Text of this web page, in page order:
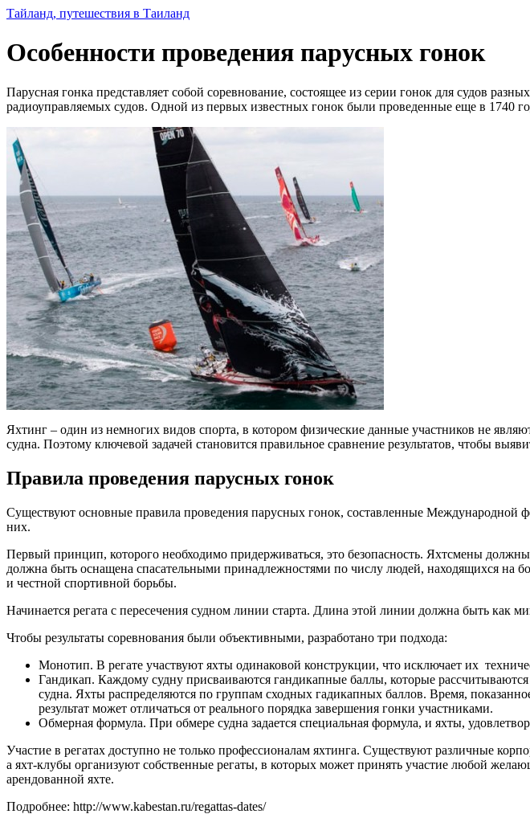
Тайланд, путешествия в Таиланд
Особенности проведения парусных гонок
Парусная гонка представляет собой соревнование, состоящее из серии гонок для судов
радиоуправляемых судов. Одной из первых известных гонок были проведенные еще в 1740
Яхтинг – один из немногих видов спорта, в котором физические данные участников не
судна. Поэтому ключевой задачей становится правильное сравнение результатов, чтобы
Правила проведения парусных гонок
Существуют основные правила проведения парусных гонок, составленные Международной
них.
Первый принцип, которого необходимо придерживаться, это безопасность. Яхтсмены
должна быть оснащена спасательными принадлежностями по числу людей, находящихся
и честной спортивной борьбы.
Начинается регата с пересечения судном линии старта. Длина этой линии должна быть как
Чтобы результаты соревнования были объективными, разработано три подхода:
Монотип. В регате участвуют яхты одинаковой конструкции, что исключает их
Гандикап. Каждому судну присваиваются гандикапные баллы, которые
судна. Яхты распределяются по группам сходных гадикапных баллов. Время,
результат может отличаться от реального порядка завершения гонки участниками.
Обмерная формула. При обмере судна задается специальная формула, и яхты,
Участие в регатах доступно не только профессионалам яхтинга. Существуют различные
а яхт-клубы организуют собственные регаты, в которых может принять участие любой
арендованной яхте.
Подробнее: http://www.kabestan.ru/regattas-dates/